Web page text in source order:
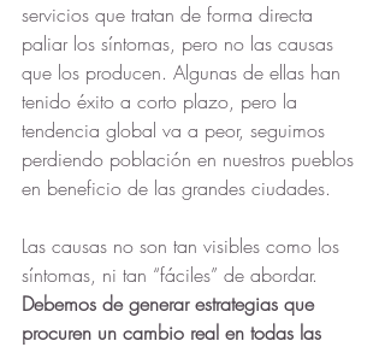
servicios que tratan de forma directa
paliar los síntomas, pero no las causas
que los producen. Algunas de ellas han
tenido éxito a corto plazo, pero la
tendencia global va a peor, seguimos
perdiendo población en nuestros pueblos
en beneficio de las grandes ciudades.
Las causas no son tan visibles como los
síntomas, ni tan “fáciles” de abordar.
Debemos de generar estrategias que
procuren un cambio real en todas las